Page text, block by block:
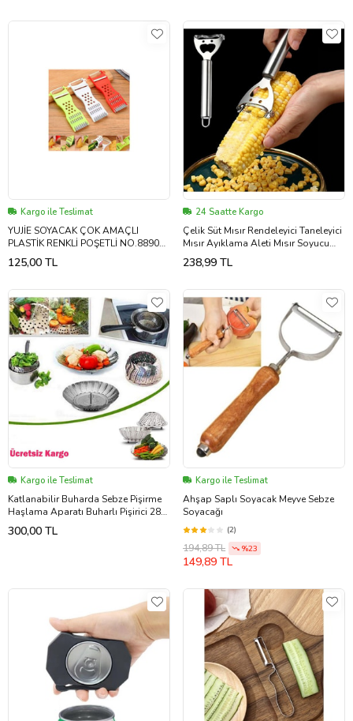
Kargo ile Teslimat
YUJİE SOYACAK ÇOK AMAÇLI
PLASTİK RENKLİ POŞETLİ NO.8890
9922 (Çok Renkli)
125,00 TL
24 Saatte Kargo
Çelik Süt Mısır Rendeleyici Taneleyici
Mısır Ayıklama Aleti Mısır Soyucu
cin783
238,99 TL
Kargo ile Teslimat
Katlanabilir Buharda Sebze Pişirme
Haşlama Aparatı Buharlı Pişirici 28
Cm Paslanmaz Çelik
300,00 TL
Kargo ile Teslimat
Ahşap Saplı Soyacak Meyve Sebze
Soyacağı
(2)
194,89 TL %23
149,89 TL